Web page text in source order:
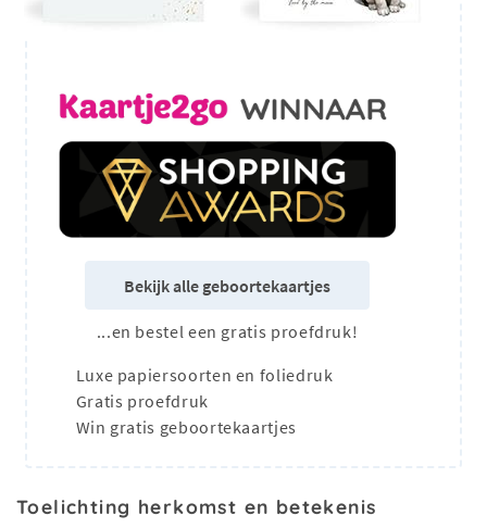
Bekijk alle geboortekaartjes
...en bestel een gratis proefdruk!
Luxe papiersoorten en foliedruk
Gratis proefdruk
Win gratis geboortekaartjes
Toelichting herkomst en betekenis